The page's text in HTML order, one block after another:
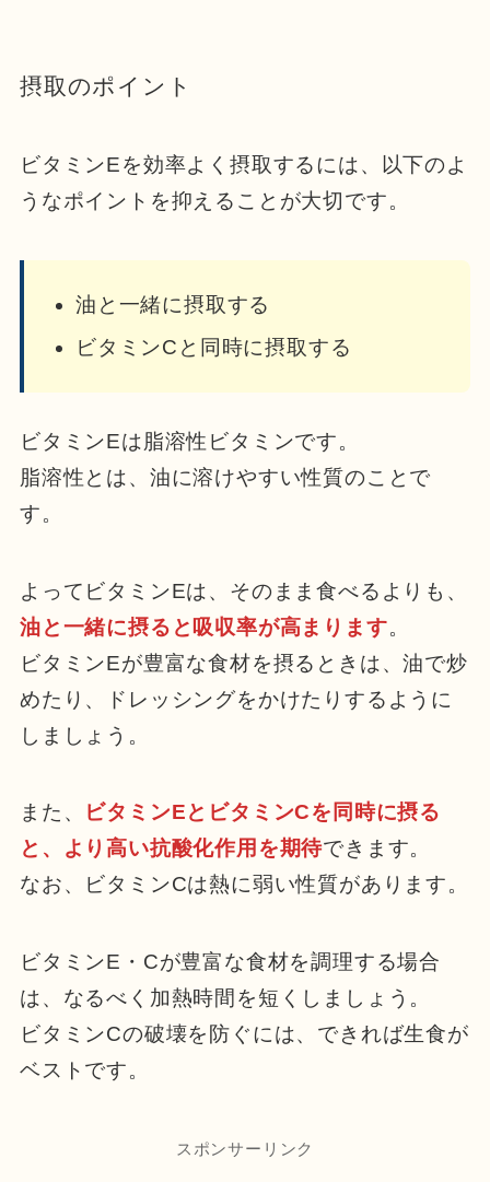
摂取のポイント
ビタミンEを効率よく摂取するには、以下のよ
うなポイントを抑えることが大切です。
油と一緒に摂取する
ビタミンCと同時に摂取する
ビタミンEは脂溶性ビタミンです。
脂溶性とは、油に溶けやすい性質のことで
す。
よってビタミンEは、そのまま食べるよりも、
油と一緒に摂ると吸収率が高まります。
ビタミンEが豊富な食材を摂るときは、油で炒
めたり、ドレッシングをかけたりするように
しましょう。
また、
ビタミンEとビタミンCを同時に摂る
と、より高い抗酸化作用を期待できます。
なお、ビタミンCは熱に弱い性質があります。
ビタミンE・Cが豊富な食材を調理する場合
は、なるべく加熱時間を短くしましょう。
ビタミンCの破壊を防ぐには、できれば生食が
ベストです。
スポンサーリンク